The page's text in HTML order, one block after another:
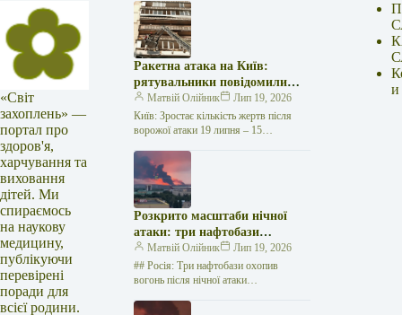
«Світ
захоплень» —
портал про
здоров'я,
харчування та
виховання
дітей. Ми
спираємось
на наукову
медицину,
публікуючи
перевірені
поради для
всієї родини.
Ракетна атака на Київ:
рятувальники повідомили
про 15 поранених
Матвій Олійник
Лип 19, 2026
Київ: Зростає кількість жертв після
ворожої атаки 19 липня – 15
російської агресії, що сталася у
столиці…
Розкрито масштаби нічної
атаки: три нафтобази
палають у Ставрополі –
OSINT-аналіз
Матвій Олійник
Лип 19, 2026
## Росія: Три нафтобази охопив
вогонь після нічної атаки
Еболи набирав обертів: "Лікарі без
и